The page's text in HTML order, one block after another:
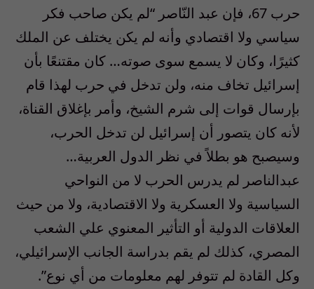
حرب 67، فإن عبد النّاصر “لم يكن صاحب فكر
سياسي ولا اقتصادي وأنه لم يكن يختلف عن الملك
كثيرًا، وكان لا يسمع سوى صوته… كان مقتنعًا بأن
إسرائيل تخاف منه، ولن تدخل في حرب لهذا قام
بإرسال قوات إلى شرم الشيخ، وأمر بإغلاق القناة،
لأنه كان يتصور أن إسرائيل لن تدخل الحرب،
وسيصبح هو بطلاً في نظر الدول العربية…
عبدالناصر لم يدرس الحرب لا من النواحي
السياسية ولا العسكرية ولا الاقتصادية، ولا من حيث
العلاقات الدولية أو التأثير المعنوي علي الشعب
المصري، كذلك لم يقم بدراسة الجانب الإسرائيلي،
وكل القادة لم تتوفر لهم معلومات من أي نوع”.